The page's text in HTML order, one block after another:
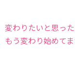
変わりたいと思っ
もう変わり始めて